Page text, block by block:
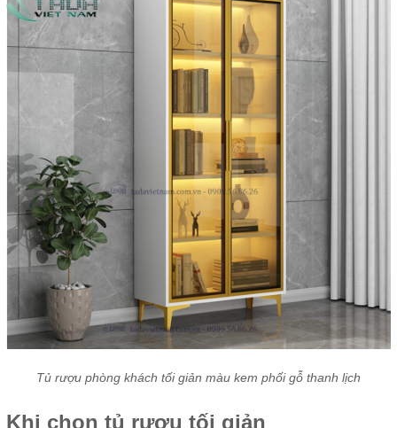
Tủ rượu phòng khách tối giản màu kem phối gỗ thanh lịch
Khi chọn tủ rượu tối giản